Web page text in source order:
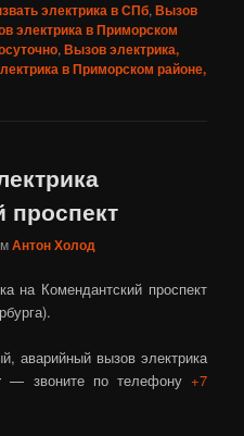
электрика в СПб,Вызов
электрика в Приморском
,Вызов электрика,
в Приморском районе,
проспект
Антон Холод
на Комендантский проспект
аварийный вызов электрика
— звоните по телефону +7